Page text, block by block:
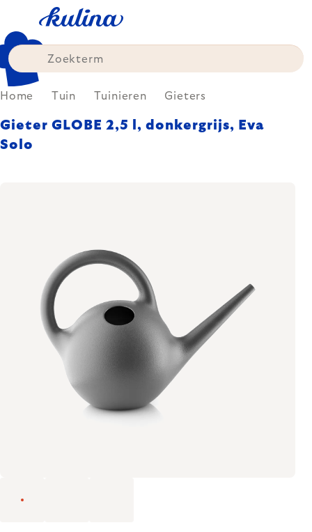
content
Home Tuin Tuinieren Gieters
Gieter GLOBE 2,5 l, donkergrijs, Eva
Solo